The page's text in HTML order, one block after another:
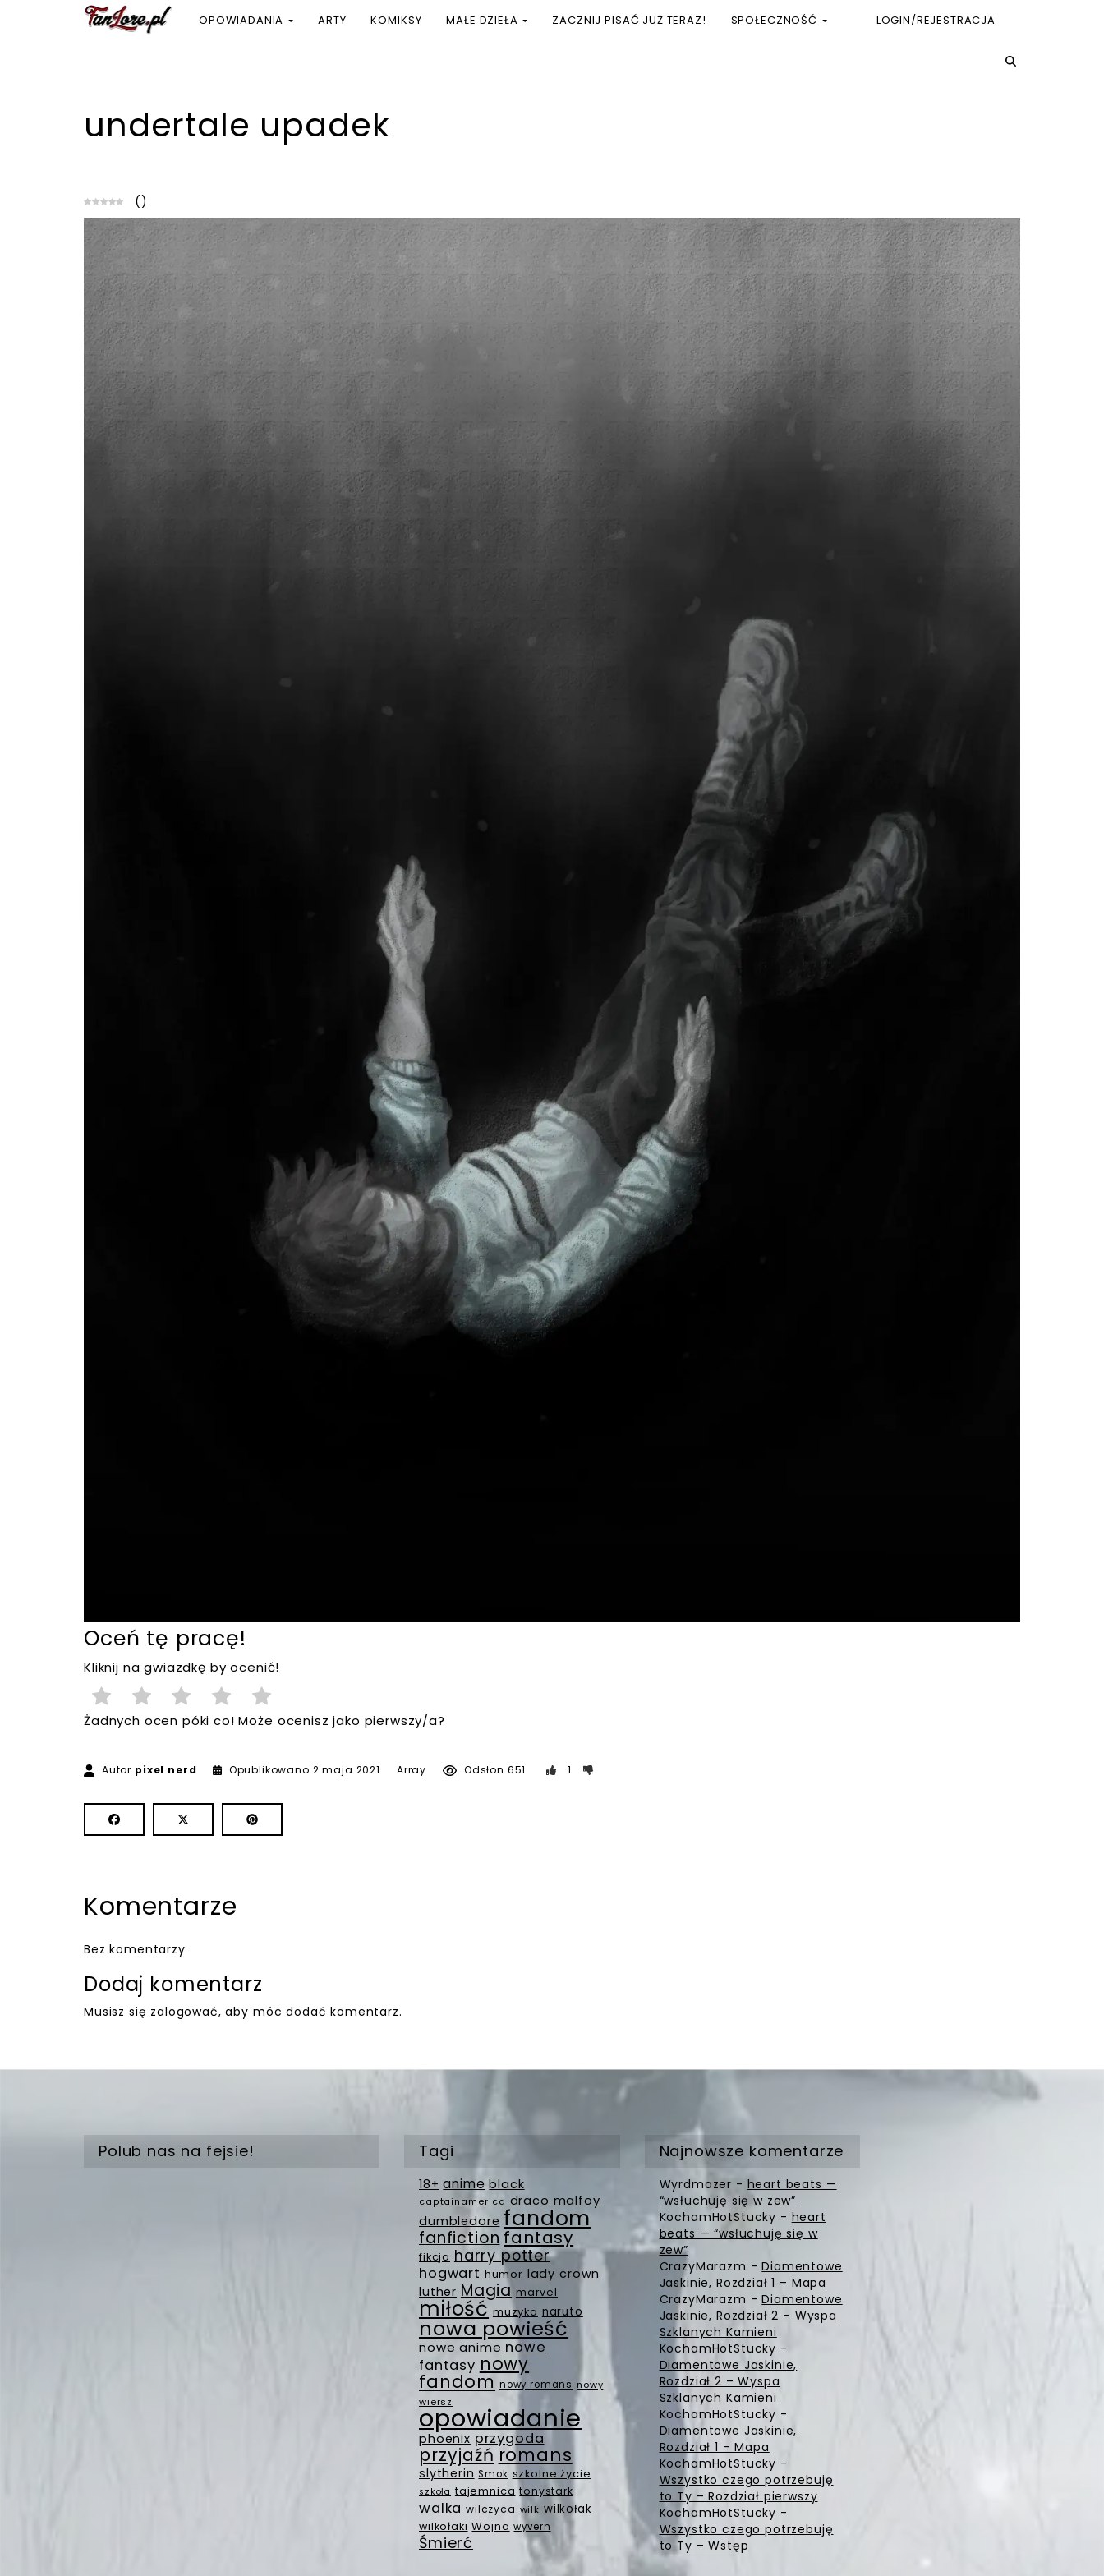
OPOWIADANIA ARTY KOMIKSY MAŁE DZIEŁA ZACZNIJ PISAĆ JUŻ TERAZ! SPOŁECZNOŚĆ LOGIN/REJESTRACJA
undertale upadek
()
Oceń tę pracę!
Kliknij na gwiazdkę by ocenić!
Żadnych ocen póki co! Może ocenisz jako pierwszy/a?
Autor pixel nerd Opublikowano 2 maja 2021 Array Odsłon 651 1
Komentarze
Bez komentarzy
Dodaj komentarz
Musisz się zalogować, aby móc dodać komentarz.
Polub nas na fejsie! Tagi
18+ anime black
captainamerica draco malfoy
dumbledore fandom
fanfiction fantasy
fikcja harry potter
hogwart humor lady crown
luther Magia marvel
miłość muzyka naruto
nowa powieść
nowe anime nowe
fantasy nowy
fandom nowy romans nowy
wiersz
opowiadanie
phoenix przygoda
przyjaźń romans
slytherin Smok szkolne życie
szkoła tajemnica tonystark
walka wilczyca wilk wilkołak
wilkołaki Wojna wyvern
Śmierć
Najnowsze komentarze
Wyrdmazer - heart beats —
“wsłuchuję się w zew”
KochamHotStucky - heart
beats — “wsłuchuję się w
zew”
CrazyMarazm -Diamentowe
Jaskinie, Rozdział 1 – Mapa
CrazyMarazm -Diamentowe
Jaskinie, Rozdział 2 – Wyspa
Szklanych Kamieni
KochamHotStucky -
Diamentowe Jaskinie,
Rozdział 2 – Wyspa
Szklanych Kamieni
KochamHotStucky -
Diamentowe Jaskinie,
Rozdział 1 – Mapa
KochamHotStucky -
Wszystko czego potrzebuję
to Ty – Rozdział pierwszy
KochamHotStucky -
Wszystko czego potrzebuję
to Ty – Wstęp